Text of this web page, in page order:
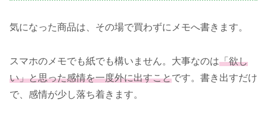
気になった商品は、その場で買わずにメモへ書きます。
スマホのメモでも紙でも構いません。大事なのは「欲し
い」と思った感情を一度外に出すことです。書き出すだけ
で、感情が少し落ち着きます。